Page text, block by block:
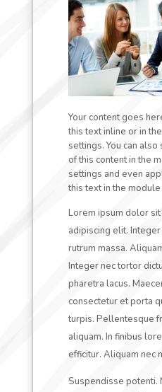
Your content goes
this text inline or in
settings. You can
of this content in the
settings and even
this text in the
Lorem ipsum dolor
adipiscing elit. Integer
rutrum massa.
Integer nec tortor
pharetra lacus.
consectetur et porta
turpis. Pellentesque
aliquam. In finibus
efficitur. Aliquam nec
Suspendisse potenti.